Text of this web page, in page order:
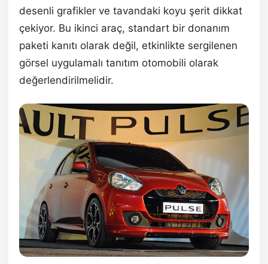
desenli grafikler ve tavandaki koyu şerit dikkat
çekiyor. Bu ikinci araç, standart bir donanım
paketi kanıtı olarak değil, etkinlikte sergilenen
görsel uygulamalı tanıtım otomobili olarak
değerlendirilmelidir.